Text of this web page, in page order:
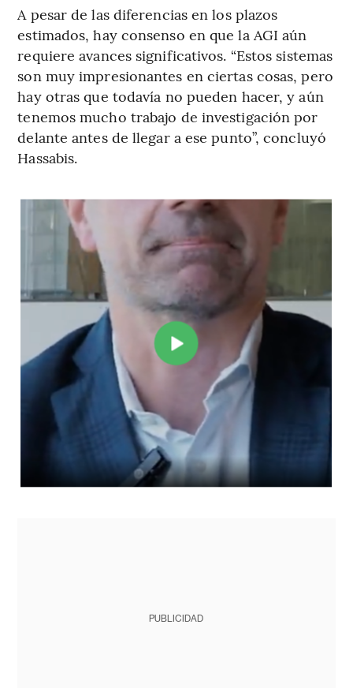
A pesar de las diferencias en los plazos
estimados, hay consenso en que la AGI aún
requiere avances significativos. “Estos sistemas
son muy impresionantes en ciertas cosas, pero
hay otras que todavía no pueden hacer, y aún
tenemos mucho trabajo de investigación por
delante antes de llegar a ese punto”, concluyó
Hassabis.
PUBLICIDAD